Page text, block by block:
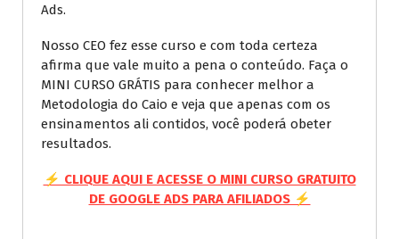
Ads.
Nosso CEO fez esse curso e com toda certeza
afirma que vale muito a pena o conteúdo. Faça o
MINI CURSO GRÁTIS para conhecer melhor a
Metodologia do Caio e veja que apenas com os
ensinamentos ali contidos, você poderá obeter
resultados.
⚡ CLIQUE AQUI E ACESSE O MINI CURSO GRATUITO
DE GOOGLE ADS PARA AFILIADOS ⚡